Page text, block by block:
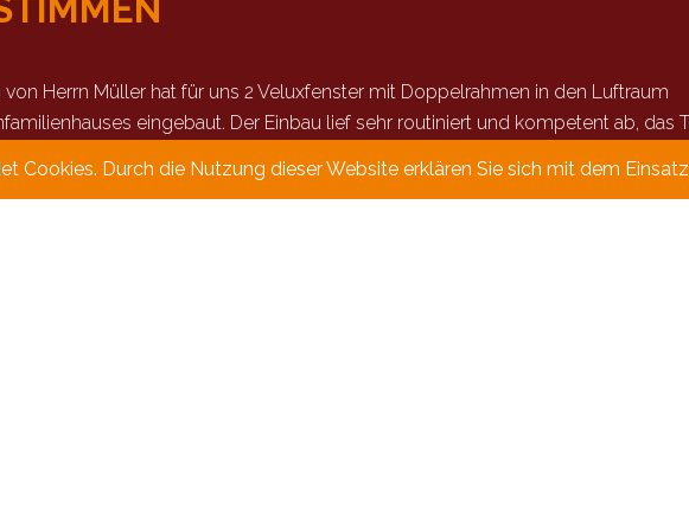
von Herrn Müller hat für uns 2 Veluxfenster mit Doppelrahmen in den Luftraum
eingebaut. Der Einbau lief sehr routiniert und kompetent ab, das
Cookies. Durch die Nutzung dieser Website erklären Sie sich mit dem